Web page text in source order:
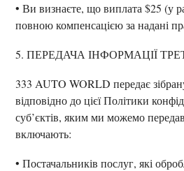
• Ви визнаєте, що виплата $25 (у
повною компенсацією за надані
5. ПЕРЕДАЧА ІНФОРМАЦІЇ
333 AUTO WORLD передає
відповідно до цієї Політики
суб’єктів, яким ми можемо
включають:
• Постачальників послуг, які